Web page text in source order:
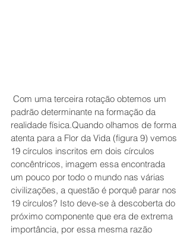
padrão determinante na formação da
realidade física.Quando olhamos de forma
atenta para a Flor da Vida (figura 9) vemos
19 círculos inscritos em dois círculos
concêntricos, imagem essa encontrada
um pouco por todo o mundo nas várias
civilizações, a questão é porquê parar nos
19 círculos? Isto deve-se à descoberta do
próximo componente que era de extrema
importância, por essa mesma razão